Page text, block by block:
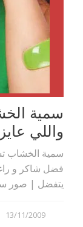
سمية
واللي
سمية الخشاب
فضل شاكر و
يتفضل | صور
13/11/2009